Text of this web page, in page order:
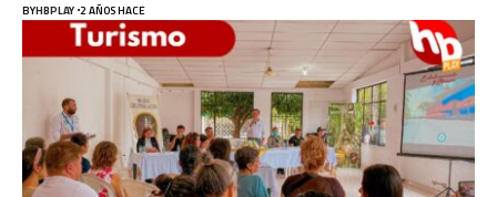
BYHBPLAY 2 AÑOS HACE